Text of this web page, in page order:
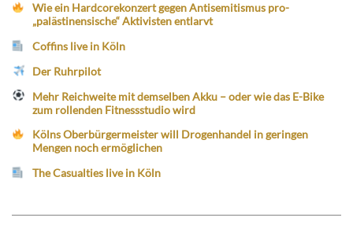
Wie ein Hardcorekonzert gegen Antisemitismus pro-
„palästinensische“ Aktivisten entlarvt
Coffins live in Köln
Der Ruhrpilot
Mehr Reichweite mit demselben Akku – oder wie das E-Bike
zum rollenden Fitnessstudio wird
Kölns Oberbürgermeister will Drogenhandel in geringen
Mengen noch ermöglichen
The Casualties live in Köln